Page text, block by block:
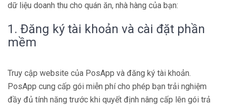
dữ liệu doanh thu cho quán ăn, nhà hàng của bạn:
1. Đăng ký tài khoản và cài đặt phần
mềm
Truy cập website của PosApp và đăng ký tài khoản.
PosApp cung cấp gói miễn phí cho phép bạn trải nghiệm
đầy đủ tính năng trước khi quyết định nâng cấp lên gói trả